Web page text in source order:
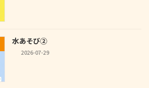
水あそび②
2026-07-29